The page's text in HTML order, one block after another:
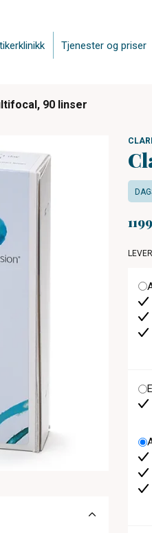
Tjenester og priser
90 linser
1199